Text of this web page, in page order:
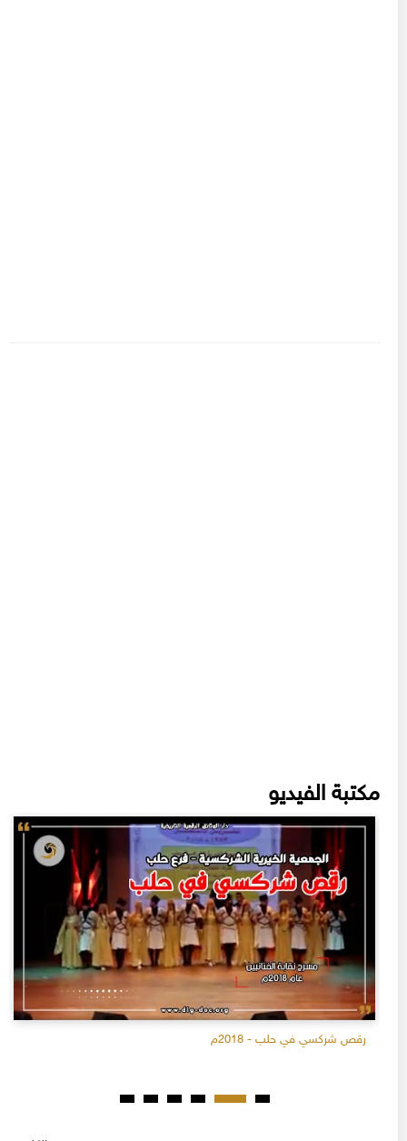
مكتبة الفيديو
رقص شركسي في حلب - 2018م